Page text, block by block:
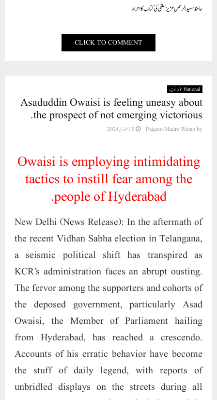
حافظ سعید الرحمن عزیز سلفی کی کتاب کا اجراء
CLICK TO COMMENT
National قومی خبریں
Asaduddin Owaisi is feeling uneasy about
the prospect of not emerging victorious.
by
Paigam Madre Watan 15 جنوری 2024
Owaisi is employing intimidating
tactics to instill fear among the
people of Hyderabad.
New Delhi (News Release): In the aftermath of
the recent Vidhan Sabha election in Telangana,
a seismic political shift has transpired as
KCR’s administration faces an abrupt ousting.
The fervor among the supporters and cohorts of
the deposed government, particularly Asad
Owaisi, the Member of Parliament hailing
from Hyderabad, has reached a crescendo.
Accounts of his erratic behavior have become
the stuff of daily legend, with reports of
unbridled displays on the streets during all